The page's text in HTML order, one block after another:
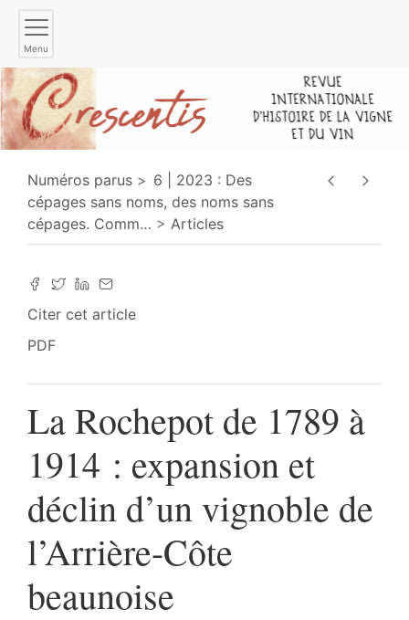
Menu
Numéros parus
6 | 2023 : Des
cépages sans noms, des noms sans
cépages. Comm… Articles
Citer cet article
PDF
La Rochepot de 1789 à
1914 : expansion et
déclin d’un vignoble de
l’Arrière-Côte
beaunoise